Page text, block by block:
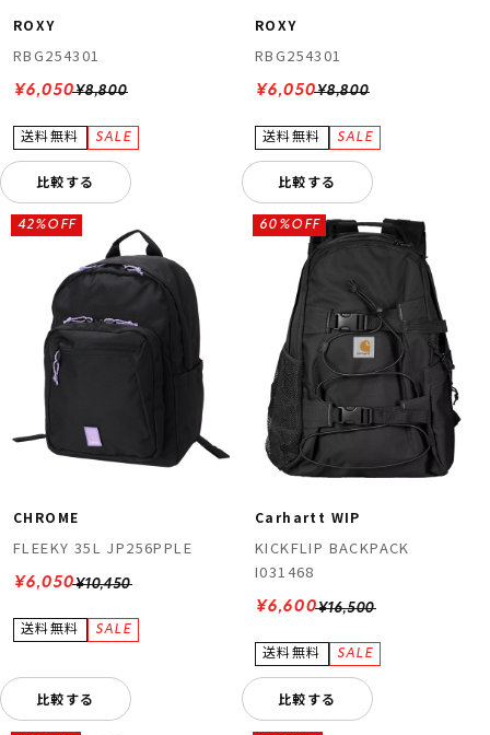
ROXY
RBG254301
¥8,800
¥6,050
比較する
ROXY
RBG254301
¥8,800
¥6,050
比較する
CHROME
FLEEKY 35L JP256PPLE
¥10,450
42%OFF
¥6,050
比較する
Carhartt WIP
KICKFLIP BACKPACK
I031468
¥16,500
60%OFF
¥6,600
比較する